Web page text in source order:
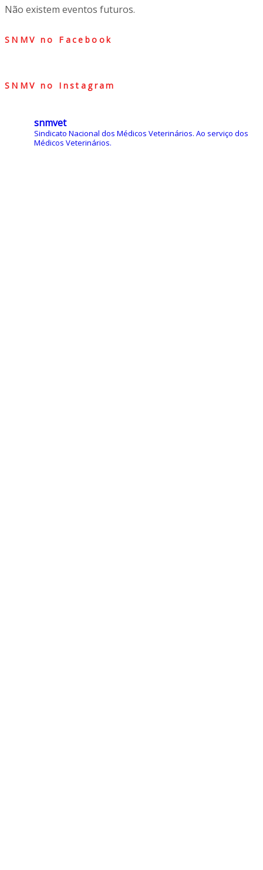
Não existem eventos futuros.
SNMV no Facebook
SNMV no Instagram
snmvet
Sindicato Nacional dos Médicos Veterinários. Ao serviço dos
Médicos Veterinários.